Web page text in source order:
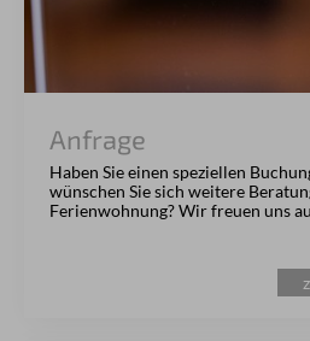
Anfrage
Haben Sie einen speziellen
wünschen Sie sich weitere
Ferienwohnung? Wir freuen uns